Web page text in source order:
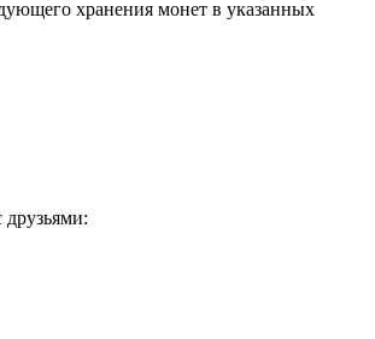
хранения монет в указанных
друзьями: